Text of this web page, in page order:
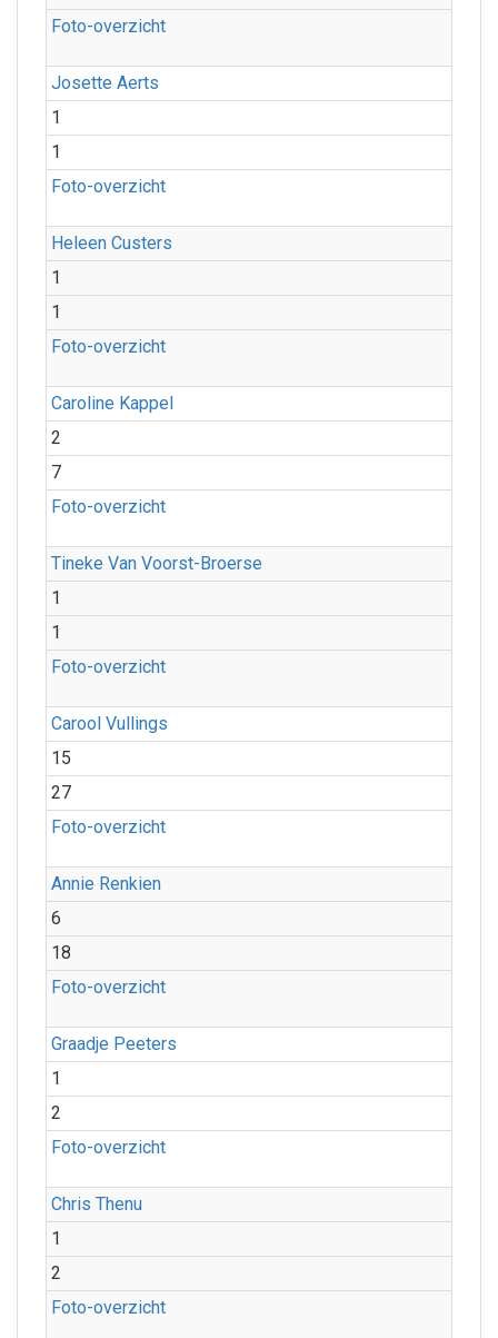
Foto-overzicht
Josette Aerts
1
1
Foto-overzicht
Heleen Custers
1
1
Foto-overzicht
Caroline Kappel
2
7
Foto-overzicht
Tineke Van Voorst-Broerse
1
1
Foto-overzicht
Carool Vullings
15
27
Foto-overzicht
Annie Renkien
6
18
Foto-overzicht
Graadje Peeters
1
2
Foto-overzicht
Chris Thenu
1
2
Foto-overzicht